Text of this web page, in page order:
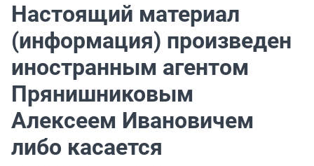
Настоящий материал
(информация) произведен
иностранным агентом
Прянишниковым
Алексеем Ивановичем
либо касается